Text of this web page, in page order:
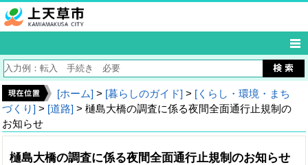
[ホーム] > [暮らしのガイド] > [くらし・環境・まち
づくり] > [道路] > 樋島大橋の調査に係る夜間全面通行止規制の
お知らせ
樋島大橋の調査に係る夜間全面通行止規制のお知らせ